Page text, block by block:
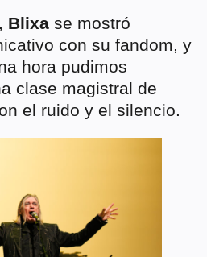
Blixa se mostró
con su fandom, y
hora pudimos
clase magistral de
el ruido y el silencio.